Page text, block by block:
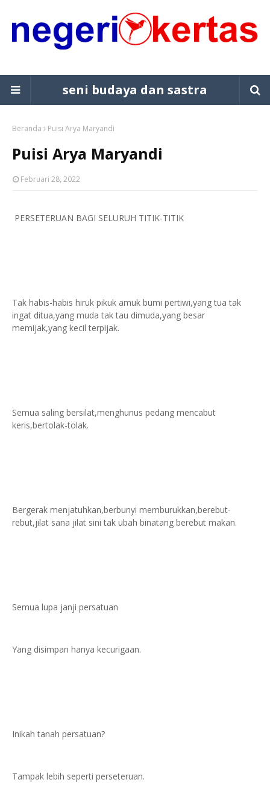
seni budaya dan sastra
Beranda Puisi Arya Maryandi
Puisi Arya Maryandi
Februari 28, 2022
PERSETERUAN BAGI SELURUH TITIK-TITIK
Tak habis-habis hiruk pikuk amuk bumi pertiwi,yang tua tak
ingat ditua,yang muda tak tau dimuda,yang besar
memijak,yang kecil terpijak.
Semua saling bersilat,menghunus pedang mencabut
keris,bertolak-tolak.
Bergerak menjatuhkan,berbunyi memburukkan,berebut-
rebut,jilat sana jilat sini tak ubah binatang berebut makan.
Semua lupa janji persatuan
Yang disimpan hanya kecurigaan.
Inikah tanah persatuan?
Tampak lebih seperti perseteruan.